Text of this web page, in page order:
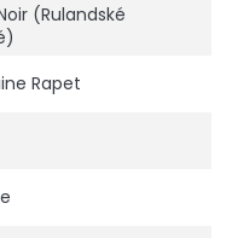
(Rulandské
Rapet